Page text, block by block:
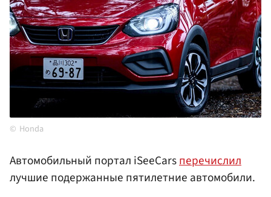
Honda
Автомобильный портал iSeeCarsперечислил
лучшие подержанные пятилетние автомобили.